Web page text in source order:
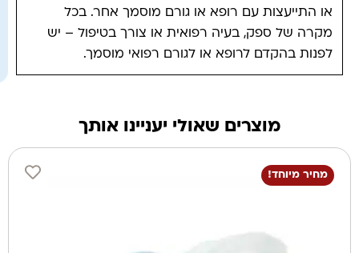
או התייעצות עם רופא או גורם מוסמך אחר. בכל
מקרה של ספק, בעיה רפואית או צורך בטיפול – יש
לפנות בהקדם לרופא או לגורם רפואי מוסמך.
מוצרים שאולי יעניינו אותך
מחיר מיוחד!